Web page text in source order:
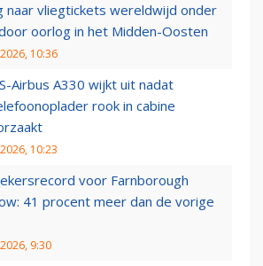
naar vliegtickets wereldwijd onder
oorlog in het Midden-Oosten
10:36
Airbus A330 wijkt uit nadat
rook in cabine
10:23
voor Farnborough
41 procent meer dan de vorige
9:30